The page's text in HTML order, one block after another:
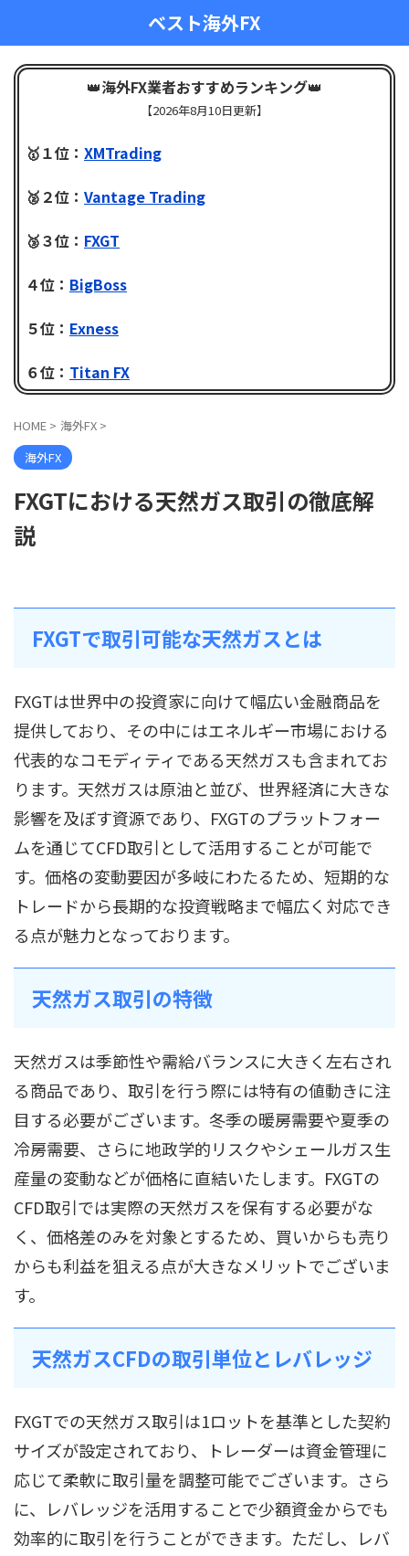
ベスト海外FX
👑海外FX業者おすすめランキング👑
【2026年8月10日更新】
🥇１位： XMTrading
🥈２位： Vantage Trading
🥉３位： FXGT
４位： BigBoss
５位： Exness
６位： Titan FX
HOME > 海外FX >
海外FX
FXGTにおける天然ガス取引の徹底解
説
FXGTで取引可能な天然ガスとは
FXGTは世界中の投資家に向けて幅広い金融商品を
提供しており、その中にはエネルギー市場における
代表的なコモディティである天然ガスも含まれてお
ります。天然ガスは原油と並び、世界経済に大きな
影響を及ぼす資源であり、FXGTのプラットフォー
ムを通じてCFD取引として活用することが可能で
す。価格の変動要因が多岐にわたるため、短期的な
トレードから長期的な投資戦略まで幅広く対応でき
る点が魅力となっております。
天然ガス取引の特徴
天然ガスは季節性や需給バランスに大きく左右され
る商品であり、取引を行う際には特有の値動きに注
目する必要がございます。冬季の暖房需要や夏季の
冷房需要、さらに地政学的リスクやシェールガス生
産量の変動などが価格に直結いたします。FXGTの
CFD取引では実際の天然ガスを保有する必要がな
く、価格差のみを対象とするため、買いからも売り
からも利益を狙える点が大きなメリットでございま
す。
天然ガスCFDの取引単位とレバレッジ
FXGTでの天然ガス取引は1ロットを基準とした契約
サイズが設定されており、トレーダーは資金管理に
応じて柔軟に取引量を調整可能でございます。さら
に、レバレッジを活用することで少額資金からでも
効率的に取引を行うことができます。ただし、レバ